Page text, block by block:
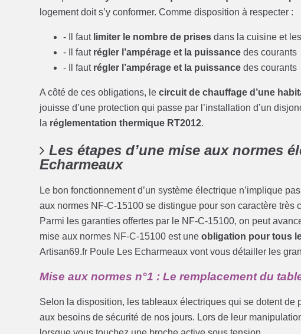
logement doit s’y conformer. Comme disposition à respecter :
- Il faut limiter le nombre de prises dans la cuisine et
- Il faut régler l’ampérage et la puissance des courants
- Il faut régler l’ampérage et la puissance des courants
A côté de ces obligations, lecircuit de chauffage d’une
jouisse d’une protection qui passe par l’installation d’un
la réglementation thermique RT2012.
Les étapes d’une mise aux normes
Echarmeaux
Le bon fonctionnement d’un système électrique n’implique
aux normes NF-C-15100 se distingue pour son caractère très
Parmi les garanties offertes par le NF-C-15100, on peut
mise aux normes NF-C-15100 est uneobligation pour tous
Artisan69.fr Poule Les Echarmeaux vont vous détailler les
Mise aux normes n°1 : Le remplacement du
Selon la disposition, les tableaux électriques qui se dotent de
aux besoins de sécurité de nos jours. Lors de leur